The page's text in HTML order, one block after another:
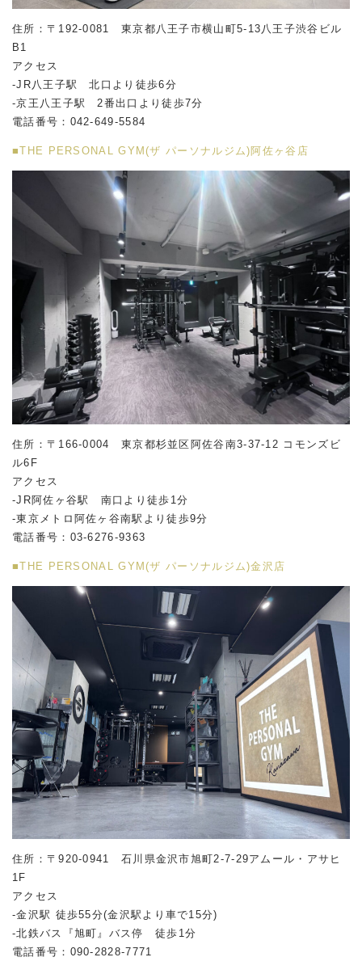
住所：〒192-0081 東京都八王子市横山町5-13八王子渋谷ビル
B1
アクセス
-JR八王子駅 北口より徒歩6分
-京王八王子駅 2番出口より徒歩7分
電話番号：042-649-5584
■THE PERSONAL GYM(ザ パーソナルジム)阿佐ヶ谷店
住所：〒166-0004 東京都杉並区阿佐谷南3-37-12 コモンズビ
ル6F
アクセス
-JR阿佐ヶ谷駅 南口より徒歩1分
-東京メトロ阿佐ヶ谷南駅より徒歩9分
電話番号：03-6276-9363
■THE PERSONAL GYM(ザ パーソナルジム)金沢店
住所：〒920-0941 石川県金沢市旭町2-7-29アムール・アサヒ
1F
アクセス
-金沢駅 徒歩55分(金沢駅より車で15分)
-北鉄バス『旭町』バス停 徒歩1分
電話番号：090-2828-7771